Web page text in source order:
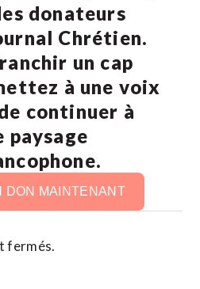
donateurs
Chrétien.
un cap
à une voix
continuer à
paysage
DON MAINTENANT
fermés.